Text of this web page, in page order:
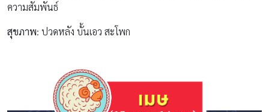
ความสัมพันธ์
สุขภาพ: ปวดหลัง บั้นเอว สะโพก